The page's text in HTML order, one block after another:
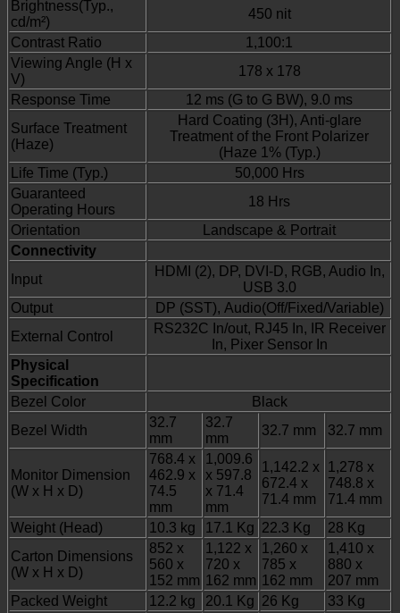
Brightness(Typ.,
cd/m²)
450 nit
Contrast Ratio
1,100:1
Viewing Angle (H x
V)
178 x 178
Response Time
12 ms (G to G BW), 9.0 ms
Surface Treatment
(Haze)
Hard Coating (3H), Anti-glare
Treatment of the Front Polarizer
(Haze 1% (Typ.)
Life Time (Typ.)
50,000 Hrs
Guaranteed
Operating Hours
18 Hrs
Orientation
Landscape & Portrait
Connectivity
Input
HDMI (2), DP, DVI-D, RGB, Audio In,
USB 3.0
Output
DP (SST), Audio(Off/Fixed/Variable)
External Control
RS232C In/out, RJ45 In, IR Receiver
In, Pixer Sensor In
Physical
Specification
Bezel Color
Black
Bezel Width
32.7
mm
32.7
mm
32.7 mm 32.7 mm
Monitor Dimension
(W x H x D)
768.4 x
462.9 x
74.5
mm
1,009.6
x 597.8
x 71.4
mm
1,142.2 x
672.4 x
71.4 mm
1,278 x
748.8 x
71.4 mm
Weight (Head)
10.3 kg 17.1 Kg 22.3 Kg
28 Kg
Carton Dimensions
(W x H x D)
852 x
560 x
152 mm
1,122 x
720 x
162 mm
1,260 x
785 x
162 mm
1,410 x
880 x
207 mm
Packed Weight
12.2 kg 20.1 Kg 26 Kg 33 Kg